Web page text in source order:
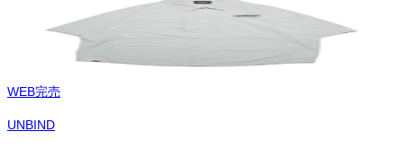
WEB完売
UNBIND